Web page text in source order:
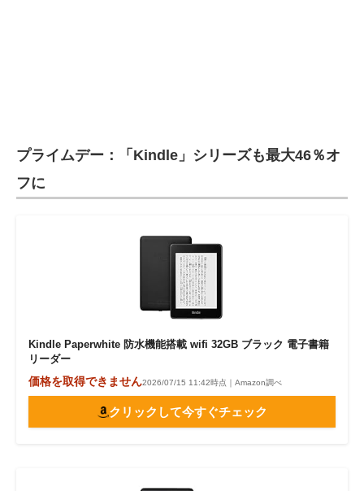
プライムデー：「Kindle」シリーズも最大46％オ
フに
Kindle Paperwhite 防水機能搭載 wifi 32GB ブラック 電子書籍
リーダー
価格を取得できません2026/07/15 11:42時点｜Amazon調べ
クリックして今すぐチェック